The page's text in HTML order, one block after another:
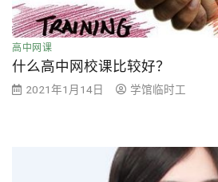
高中网课
什么高中网校课比较好？
2021年1月14日 学馆临时工